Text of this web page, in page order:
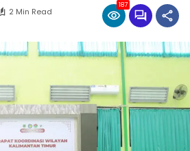
2 Min Read
187